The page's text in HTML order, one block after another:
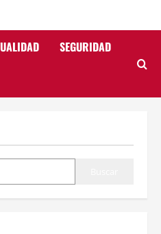
SEGURIDAD